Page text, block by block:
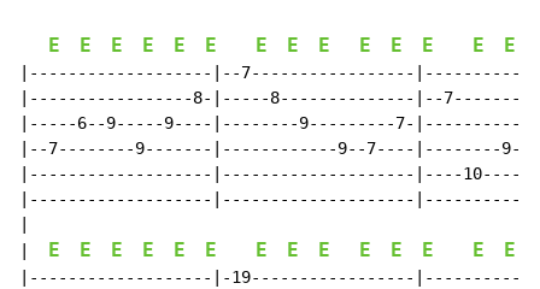
E E E E E E E E E E E E E E
|-------------------|--7-----------------
|-----------------8-|-----8--------------|--
|-----6--9-----9----|--------9---------7-
|--7--------9-------|------------9--7----|--------
|-------------------|--------------------|----
|-------------------|--------------------
E E E E E E E E E E E E E E
|-------------------|-19-----------------